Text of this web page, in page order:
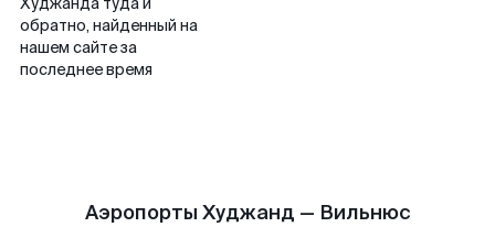
обратно, найденный на
нашем сайте за
последнее время
Аэропорты Худжанд — Вильнюс